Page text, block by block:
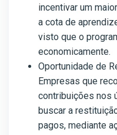
incentivar um
a cota de
visto que o
economicamente.
Oportunidade de
Empresas que
contribuições nos
buscar a
pagos, mediante